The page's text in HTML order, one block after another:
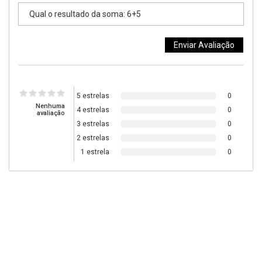
Nenhuma
avaliação
5 estrelas
0
4 estrelas
0
3 estrelas
0
2 estrelas
0
1 estrela
0